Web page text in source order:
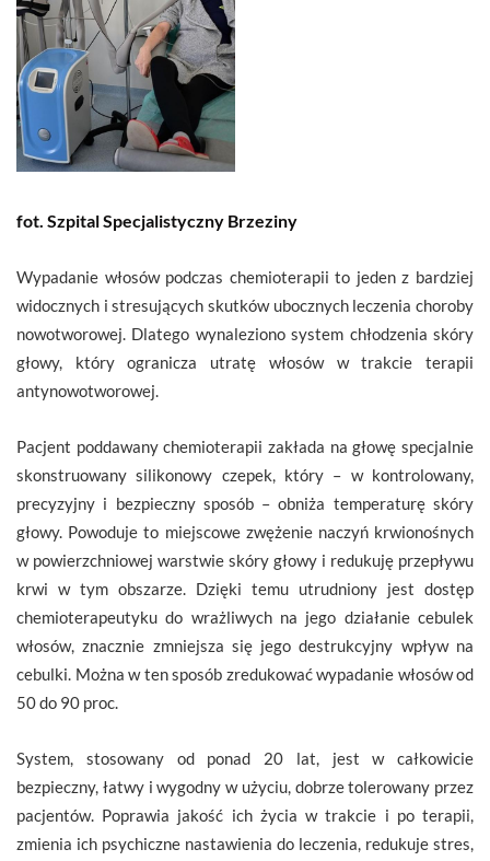
fot. Szpital Specjalistyczny Brzeziny
Wypadanie włosów podczas chemioterapii to jeden z bardziej
widocznych i stresujących skutków ubocznych leczenia choroby
nowotworowej. Dlatego wynaleziono system chłodzenia skóry
głowy, który ogranicza utratę włosów w trakcie terapii
antynowotworowej.
Pacjent poddawany chemioterapii zakłada na głowę specjalnie
skonstruowany silikonowy czepek, który – w kontrolowany,
precyzyjny i bezpieczny sposób – obniża temperaturę skóry
głowy. Powoduje to miejscowe zwężenie naczyń krwionośnych
w powierzchniowej warstwie skóry głowy i redukuję przepływu
krwi w tym obszarze. Dzięki temu utrudniony jest dostęp
chemioterapeutyku do wrażliwych na jego działanie cebulek
włosów, znacznie zmniejsza się jego destrukcyjny wpływ na
cebulki. Można w ten sposób zredukować wypadanie włosów od
50 do 90 proc.
System, stosowany od ponad 20 lat, jest w całkowicie
bezpieczny, łatwy i wygodny w użyciu, dobrze tolerowany przez
pacjentów. Poprawia jakość ich życia w trakcie i po terapii,
zmienia ich psychiczne nastawienia do leczenia, redukuje stres,